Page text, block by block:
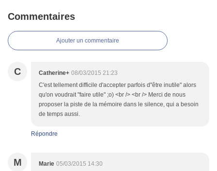
Commentaires
Ajouter un commentaire
C Catherine+ 08/03/2015 21:23
C'est tellement difficile d'accepter parfois d"être inutile" alors
qu'on voudrait "faire utile" ;o) <br /> <br /> Merci de nous
proposer la piste de la mémoire dans le silence, qui a besoin
de temps aussi.
Répondre
M Marie 05/03/2015 14:30